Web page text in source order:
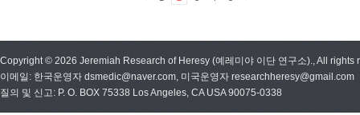
Copyright © 2026 Jeremiah Research of Heresy (예레미야 이단 연구소)., All rights
이메일: 한국운영자 dsmedic@naver.com, 미국운영자 researchheresy@gmail.com
질의 및 신고: P. O. BOX 75338 Los Angeles, CA USA 90075-0338